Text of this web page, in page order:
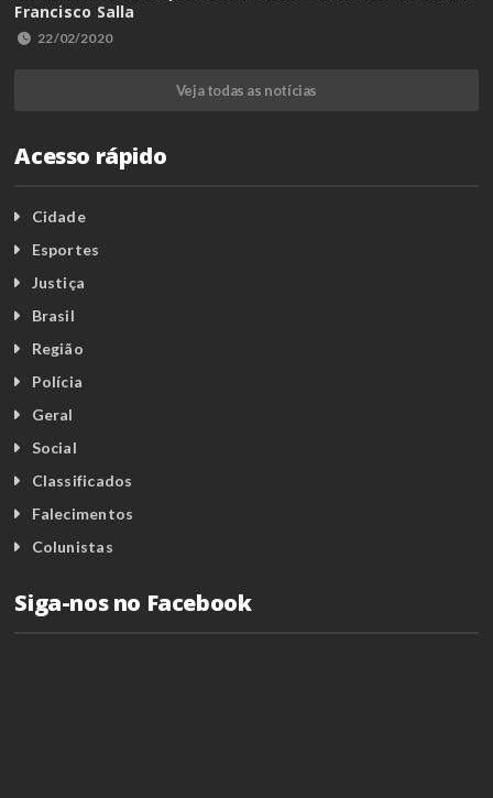
Francisco Salla
22/02/2020
Veja todas as notícias
Acesso rápido
Cidade
Esportes
Justiça
Brasil
Região
Polícia
Geral
Social
Classificados
Falecimentos
Colunistas
Siga-nos no Facebook